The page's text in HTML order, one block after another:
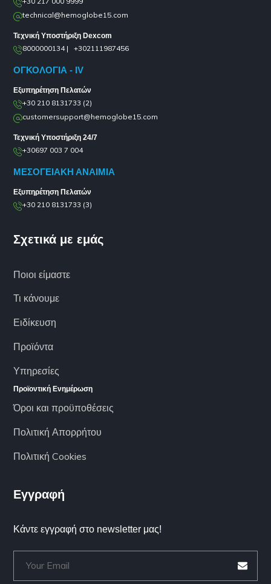
technical@hemoglobe15.com
Τεχνική Υποστήριξη Dexcom
8000000134 | +302111987456
ΟΓΚΟΛΟΓΙΑ - IV
Εξυπηρέτηση Πελατών
+30 210 8131733 (2)
customersupport@hemoglobe15.com
Τεχνική Υποστήριξη 24/7
+30697 003 7 004
ΜΕΣΟΓΕΙΑΚΗ ΑΝΑΙΜΙΑ
Εξυπηρέτηση Πελατών
+30 210 8131733 (3)
Σχετικά με εμάς
Ποιοι είμαστε
Τι κάνουμε
Ειδίκευση
Προϊόντα
Υπηρεσίες
Προϊοντική Ενημέρωση
Όροι και προϋποθέσεις
Πολιτική Απορρήτου
Πολιτική Cookies
Εγγραφή
Κάντε εγγραφή στο newsletter μας!